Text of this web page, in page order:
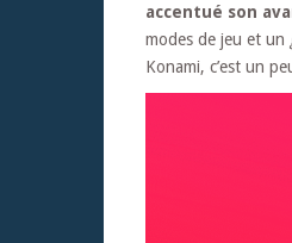
accentué son
modes de jeu et un
Konami, c’est un